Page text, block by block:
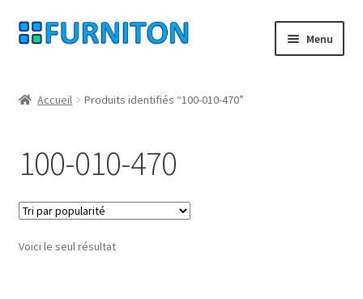
Aller
à
navigation
Aller
au
Menu
Protection des données
Droit de rétractation
Contact
Accueil Produits identifiés “100-010-470”
100-010-470
Voici le seul résultat